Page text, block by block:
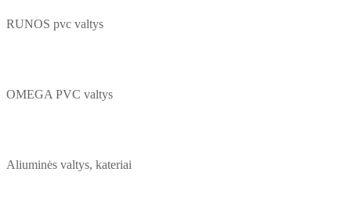
RUNOS pvc valtys
OMEGA PVC valtys
Aliuminės valtys, kateriai